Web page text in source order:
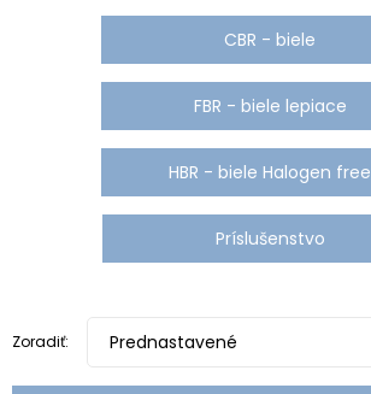
CBR - biele
FBR - biele lepiace
HBR - biele Halogen free
Príslušenstvo
Zoradiť: Prednastavené